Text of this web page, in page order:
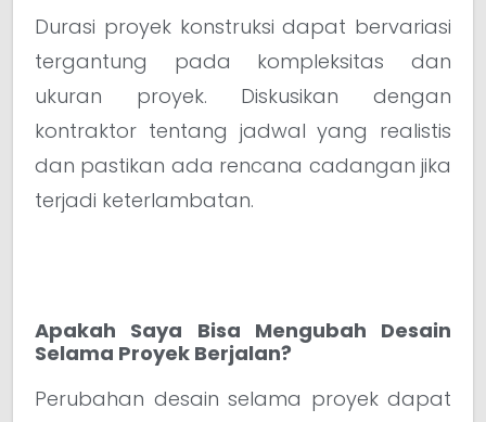
Durasi proyek konstruksi dapat bervariasi
tergantung pada kompleksitas dan
ukuran proyek. Diskusikan dengan
kontraktor tentang jadwal yang realistis
dan pastikan ada rencana cadangan jika
terjadi keterlambatan.
Apakah Saya Bisa Mengubah Desain
Selama Proyek Berjalan?
Perubahan desain selama proyek dapat